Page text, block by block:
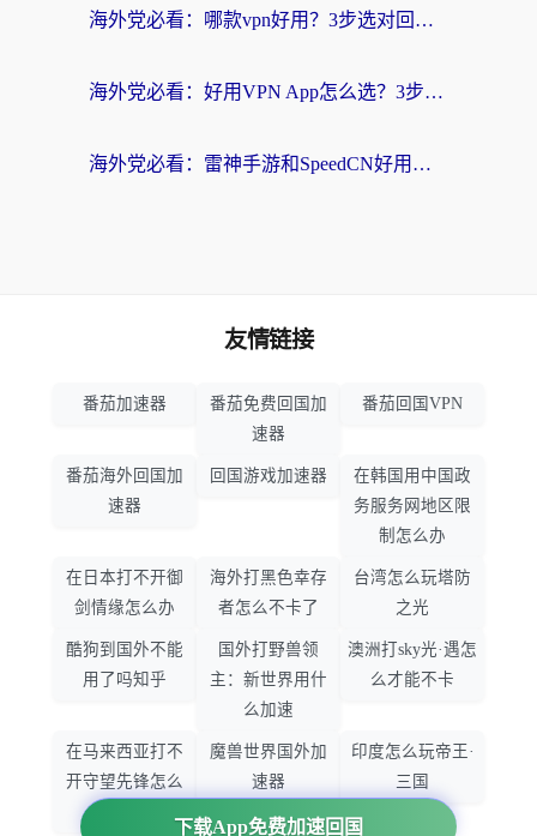
海外党必看：哪款vpn好用？3步选对回国加速器，无缝刷剧玩游戏
海外党必看：好用VPN App怎么选？3步教你无缝访问国内资源
海外党必看：雷神手游和SpeedCN好用吗？3招选对回国加速器无缝刷国内资源
下载App免费加速回国
友情链接
番茄加速器
番茄免费回国加
速器
番茄回国VPN
番茄海外回国加
速器
回国游戏加速器
在韩国用中国政
务服务网地区限
制怎么办
在日本打不开御
剑情缘怎么办
海外打黑色幸存
者怎么不卡了
台湾怎么玩塔防
之光
酷狗到国外不能
用了吗知乎
国外打野兽领
主：新世界用什
么加速
澳洲打sky光·遇怎
么才能不卡
在马来西亚打不
开守望先锋怎么
魔兽世界国外加
速器
印度怎么玩帝王·
三国